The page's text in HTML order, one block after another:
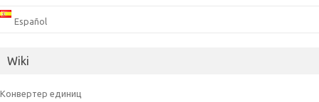
Español
Wiki
Конвертер единиц